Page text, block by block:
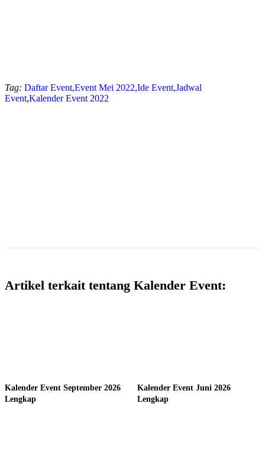
Tag: Daftar Event,Event Mei 2022,Ide Event,Jadwal
Event,Kalender Event 2022
Artikel terkait tentang Kalender Event:
Kalender Event September 2026
Lengkap
Kalender Event Juni 2026
Lengkap